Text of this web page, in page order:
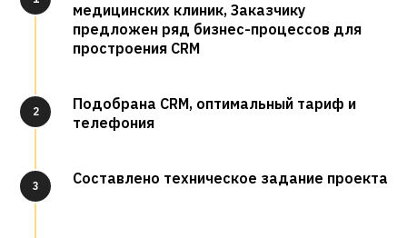
медицинских клиник, Заказчику
предложен ряд бизнес-процессов для
простроения CRM
2
Подобрана CRM, оптимальный тариф и
телефония
3 Составлено техническое задание проекта